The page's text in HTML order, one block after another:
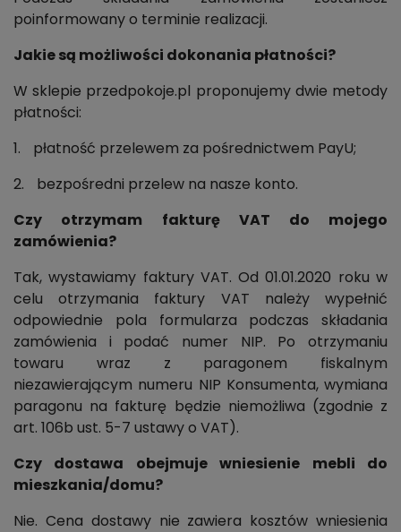
poinformowany o terminie realizacji.
Jakie są możliwości dokonania płatności?
W sklepie przedpokoje.pl proponujemy dwie metody
płatności:
1.
płatność przelewem za pośrednictwem PayU;
2.
bezpośredni przelew na nasze konto.
Czy otrzymam
fakturę VAT do mojego
zamówienia?
Tak, wystawiamy faktury VAT. Od 01.01.2020 roku w
celu otrzymania faktury VAT należy wypełnić
odpowiednie pola formularza podczas składania
zamówienia i podać numer NIP. Po otrzymaniu
towaru wraz z paragonem fiskalnym
niezawierającym numeru NIP Konsumenta, wymiana
paragonu na fakturę będzie niemożliwa (zgodnie z
art. 106b ust. 5-7 ustawy o VAT).
Czy dostawa obejmuje wniesienie mebli do
mieszkania/domu?
Nie. Cena dostawy nie zawiera kosztów wniesienia